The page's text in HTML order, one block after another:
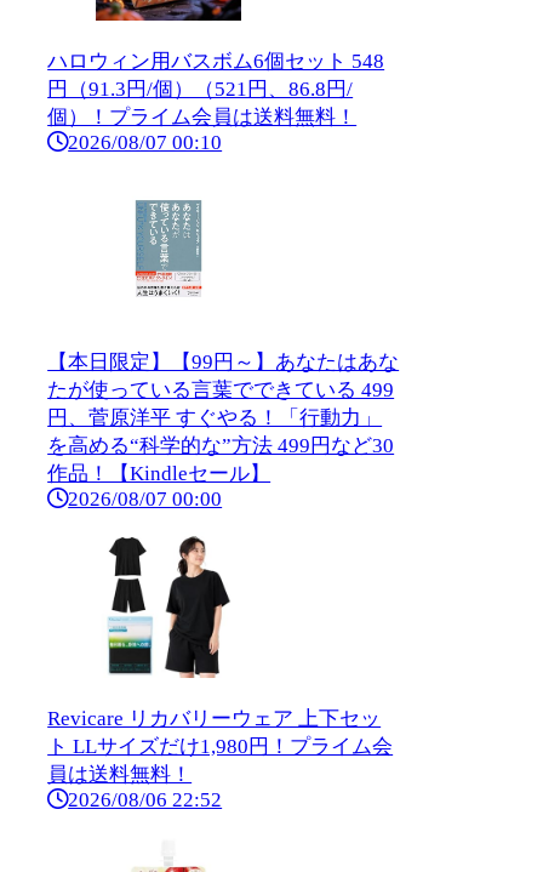
ハロウィン用バスボム6個セット 548
円（91.3円/個）（521円、86.8円/
個）！プライム会員は送料無料！
2026/08/07 00:10
【本日限定】【99円～】あなたはあな
たが使っている言葉でできている 499
円、菅原洋平 すぐやる！「行動力」
を高める“科学的な”方法 499円など30
作品！【Kindleセール】
2026/08/07 00:00
Revicare リカバリーウェア 上下セッ
ト LLサイズだけ1,980円！プライム会
員は送料無料！
2026/08/06 22:52